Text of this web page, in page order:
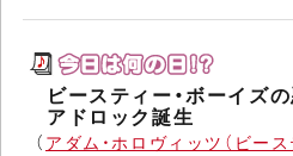
ビースティー・ボーイズ
アドロック誕生
（ アダム・ホロヴィッツ（ビース